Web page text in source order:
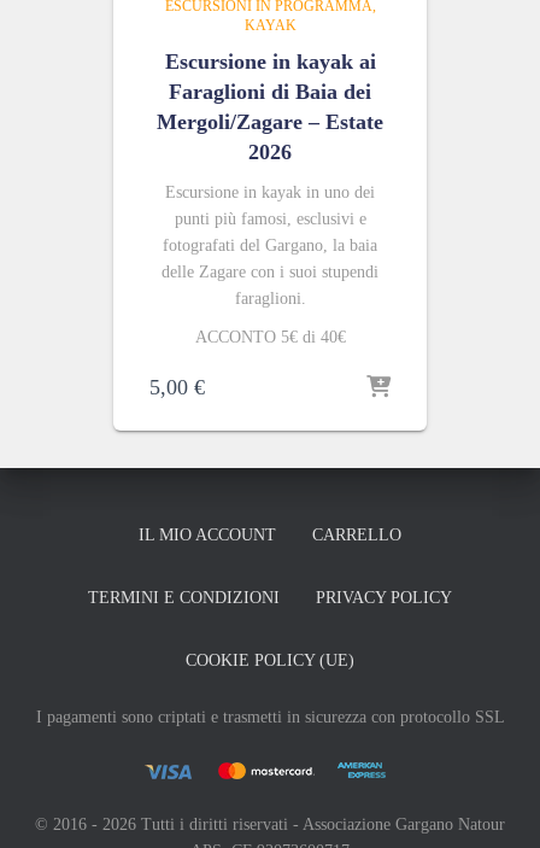
ESCURSIONI IN PROGRAMMA
KAYAK
Escursione in kayak ai
Faraglioni di Baia dei
Mergoli/Zagare – Estate
2026
Escursione in kayak in uno dei
punti più famosi, esclusivi e
fotografati del Gargano, la baia
delle Zagare con i suoi stupendi
faraglioni.
ACCONTO 5€ di 40€
5,00 €
IL MIO ACCOUNT CARRELLO
TERMINI E CONDIZIONI PRIVACY POLICY
COOKIE POLICY (UE)
I pagamenti sono criptati e trasmetti in sicurezza con protocollo SSL
© 2016 - 2026 Tutti i diritti riservati - Associazione Gargano Natour